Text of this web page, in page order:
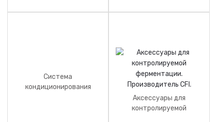
Cистема
кондиционирования
Аксессуары для
контролируемой